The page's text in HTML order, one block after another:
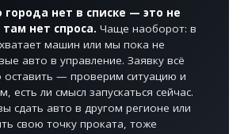
города нет в списке — это не
нет спроса. Чаще наоборот: в
машин или мы пока не
авто в управление. Заявку всё
— проверим ситуацию и
есть ли смысл запускаться сейчас.
сдать авто в другом регионе или
свою точку проката, тоже